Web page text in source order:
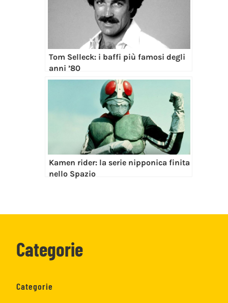
Tom Selleck: i baffi più famosi degli
anni ’80
Kamen rider: la serie nipponica finita
nello Spazio
Categorie
Categorie